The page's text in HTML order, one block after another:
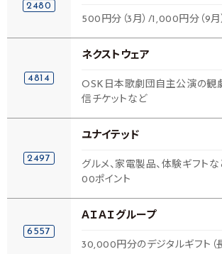
2480
500円分（3月）/1,000円分（9
4814
ネクストウェア
OSK日本歌劇団自主公演の観劇
信チケットなど
2497
ユナイテッド
グルメ、家電製品、体験ギフト
00ポイント
6557
ＡＩＡＩグループ
30,000円分のデジタルギフト（